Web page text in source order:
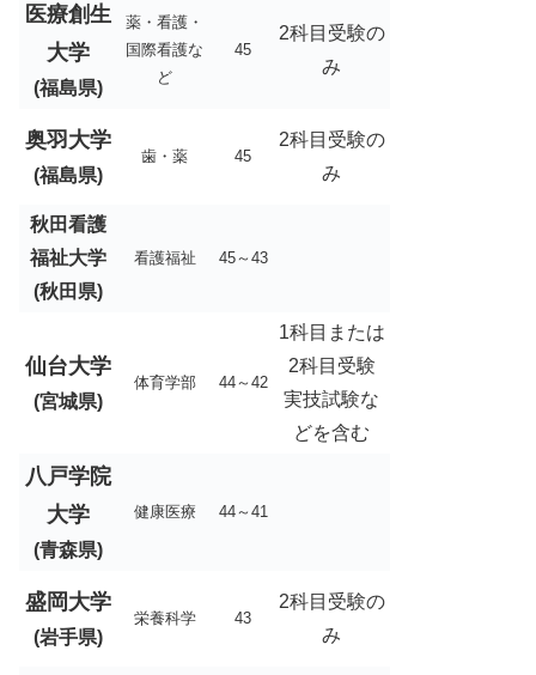
医療創生
大学
(福島県)
薬・看護・
国際看護な
ど
45
2科目受験の
み
奥羽大学
(福島県)
歯・薬 45
2科目受験の
み
秋田看護
福祉大学
(秋田県)
看護福祉 45～43
仙台大学
(宮城県)
体育学部 44～42
1科目または
2科目受験
実技試験な
どを含む
八戸学院
大学
(青森県)
健康医療 44～41
盛岡大学
(岩手県)
栄養科学 43
2科目受験の
み